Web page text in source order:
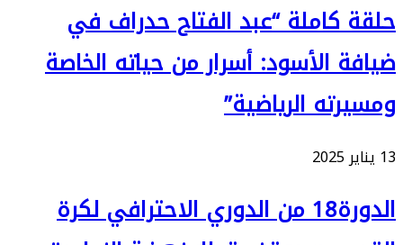
حلقة كاملة “عبد الفتاح حدراف في
ضيافة الأسود: أسرار من حياته الخاصة
ومسيرته الرياضية”
13 يناير 2025
الدورة18 من الدوري الاحترافي لكرة